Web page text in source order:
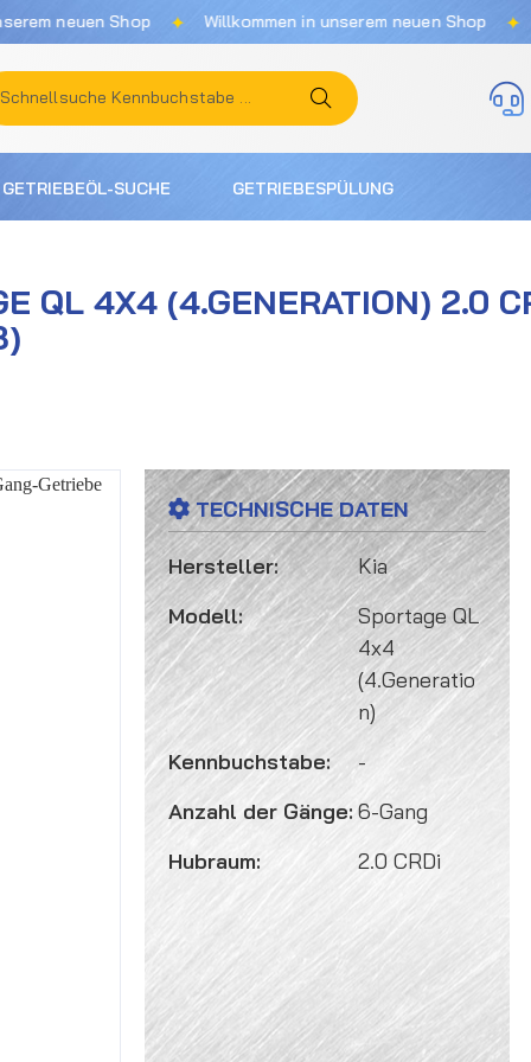
Shop ✦ Willkommen in unserem neuen Shop ✦
GETRIEBEÖL-SUCHE GETRIEBESPÜLUNG
QL 4X4 (4.GENERATION) 2.0
TECHNISCHE DATEN
Hersteller:
Kia
Modell:
Sportage QL
4x4
(4.Generatio
n)
Kennbuchstabe:
-
Anzahl der Gänge: 6-Gang
Hubraum:
2.0 CRDi